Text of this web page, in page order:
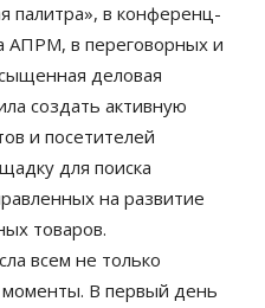
палитра», в конференц-
АПРМ, в переговорных и
деловая
создать активную
и посетителей
для поиска
на развитие
товаров.
всем не только
В первый день